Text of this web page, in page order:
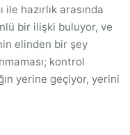
hazırlık arasında
bir ilişki buluyor, ve
elinden bir şey
kontrol
yerine geçiyor, yerini